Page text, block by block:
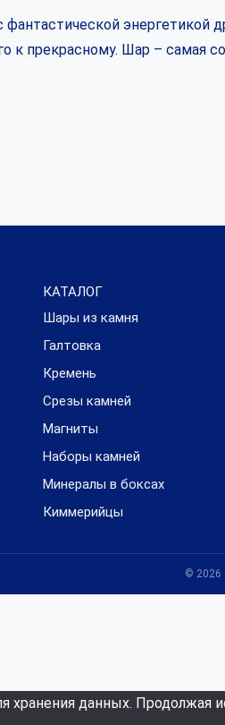
фантастической энергетикой
к прекрасному. Шар – самая
КАТАЛОГ
Шары из камня
Галтовка
Кремень
Срезы камней
Магниты
Наборы камней
Минералы в боксах
Киммерийцы
© 2026
хранения данных. Продолжая